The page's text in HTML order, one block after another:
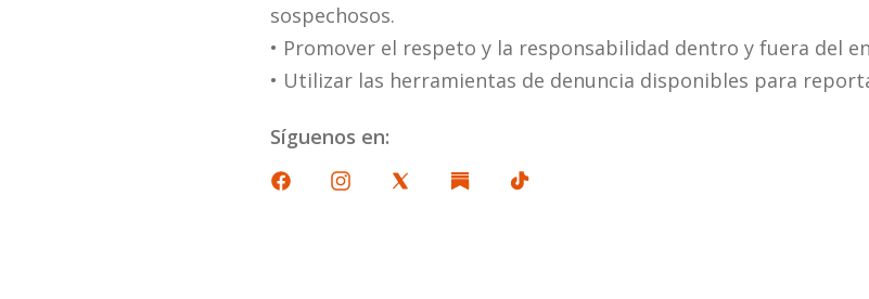
sospechosos.
• Promover el respeto y la responsabilidad dentro y fuera del
• Utilizar las herramientas de denuncia disponibles para
Síguenos en: